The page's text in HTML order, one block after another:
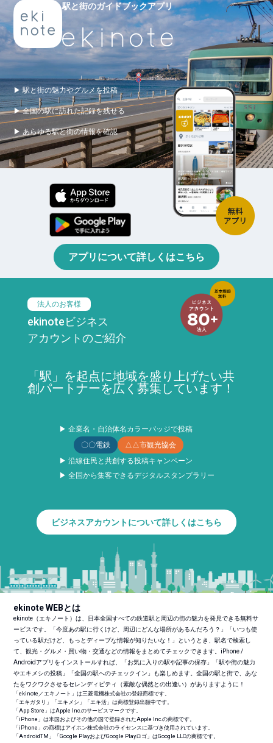
駅と街のガイドブックアプリ
▶ 駅と街の魅力やグルメを投稿
▶ 全国の駅に訪れた記録を残せる
▶ あらゆる駅と街の情報を確認
アプリについて詳しくはこちら
法人のお客様
ekinoteビジネス
アカウントのご紹介
「駅」を起点に地域を盛り上げたい共
創パートナーを広く募集しています！
▶ 企業名・自治体名カラーバッジで投稿
〇〇電鉄
△△市観光協会
▶ 沿線住民と共創する投稿キャンペーン
▶ 全国から集客できるデジタルスタンプラリー
ビジネスアカウントについて詳しくはこちら
ekinote WEBとは
ekinote（エキノート）は、日本全国すべての鉄道駅と周辺の街の魅力を発見できる無料サ
ービスです。「今度あの駅に行くけど、周辺にどんな場所があるんだろう？」「いつも使
っている駅だけど、もっとディープな情報が知りたいな！」というとき、駅名で検索し
て、観光・グルメ・買い物・交通などの情報をまとめてチェックできます。iPhone /
Androidアプリをインストールすれば、「お気に入りの駅や記事の保存」「駅や街の魅力
やエキメシの投稿」「全国の駅へのチェックイン」も楽しめます。全国の駅と街で、あな
たをワクワクさせるセレンディピティ（素敵な偶然との出逢い）がありますように！
「ekinote／エキノート」は三菱電機株式会社の登録商標です。
「エキガタリ」「エキメシ」「エキ活」は商標登録出願中です。
「App Store」はApple Inc.のサービスマークです。
「iPhone」は米国およびその他の国で登録されたApple Inc.の商標です。
「iPhone」の商標はアイホン株式会社のライセンスに基づき使用されています。
「AndroidTM 」「Google PlayおよびGoogle Playロゴ」はGoogle LLCの商標です。